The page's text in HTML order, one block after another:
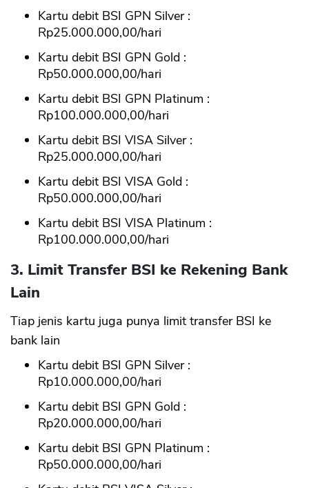
Kartu debit BSI GPN Silver :
Rp25.000.000,00/hari
Kartu debit BSI GPN Gold :
Rp50.000.000,00/hari
Kartu debit BSI GPN Platinum :
Rp100.000.000,00/hari
Kartu debit BSI VISA Silver :
Rp25.000.000,00/hari
Kartu debit BSI VISA Gold :
Rp50.000.000,00/hari
Kartu debit BSI VISA Platinum :
Rp100.000.000,00/hari
3. Limit Transfer BSI ke Rekening Bank
Lain
Tiap jenis kartu juga punya limit transfer BSI ke
bank lain
Kartu debit BSI GPN Silver :
Rp10.000.000,00/hari
Kartu debit BSI GPN Gold :
Rp20.000.000,00/hari
Kartu debit BSI GPN Platinum :
Rp50.000.000,00/hari